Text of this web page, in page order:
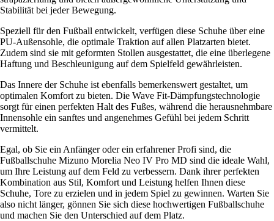
Stabilität bei jeder Bewegung.
Speziell für den Fußball entwickelt, verfügen diese Schuhe über eine
PU-Außensohle, die optimale Traktion auf allen Platzarten bietet.
Zudem sind sie mit geformten Stollen ausgestattet, die eine überlegene
Haftung und Beschleunigung auf dem Spielfeld gewährleisten.
Das Innere der Schuhe ist ebenfalls bemerkenswert gestaltet, um
optimalen Komfort zu bieten. Die Wave Fit-Dämpfungstechnologie
sorgt für einen perfekten Halt des Fußes, während die herausnehmbare
Innensohle ein sanftes und angenehmes Gefühl bei jedem Schritt
vermittelt.
Egal, ob Sie ein Anfänger oder ein erfahrener Profi sind, die
Fußballschuhe Mizuno Morelia Neo IV Pro MD sind die ideale Wahl,
um Ihre Leistung auf dem Feld zu verbessern. Dank ihrer perfekten
Kombination aus Stil, Komfort und Leistung helfen Ihnen diese
Schuhe, Tore zu erzielen und in jedem Spiel zu gewinnen. Warten Sie
also nicht länger, gönnen Sie sich diese hochwertigen Fußballschuhe
und machen Sie den Unterschied auf dem Platz.